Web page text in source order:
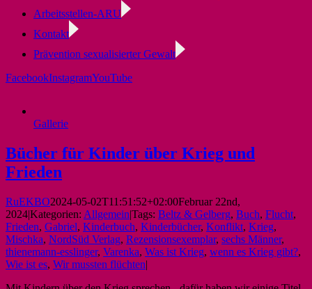
Arbeitsstellen-ARU
Kontakt
Prävention sexualisierter Gewalt
FacebookInstagramYouTube
Gallerie
Bücher für Kinder über Krieg und
Frieden
RuEKBO2024-05-02T11:51:52+02:00Februar 22nd,
2024|Kategorien: Allgemein|Tags: Beltz & Gelberg, Buch, Flucht,
Frieden, Gabriel, Kinderbuch, Kinderbücher, Konflikt, Krieg,
Mischka, NordSüd Verlag, Rezensionsexemplar, sechs Männer,
thienemann-esslinger, Varenka, Was ist Krieg, wenn es Krieg gibt?,
Wie ist es, Wir mussten flüchten|